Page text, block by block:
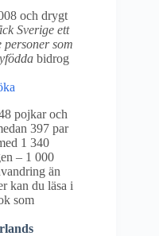
och drygt
Sverige ett
som
bidrog
pojkar och
397 par
1 340
– 1 000
än
kan du läsa i
som